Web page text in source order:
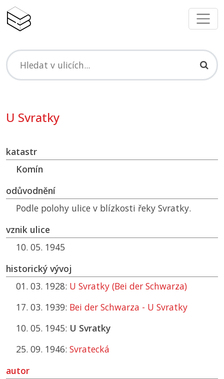
U Svratky
katastr
Komín
odůvodnění
Podle polohy ulice v blízkosti řeky Svratky.
vznik ulice
10. 05. 1945
historický vývoj
01. 03. 1928: U Svratky (Bei der Schwarza)
17. 03. 1939: Bei der Schwarza - U Svratky
10. 05. 1945: U Svratky
25. 09. 1946: Svratecká
autor